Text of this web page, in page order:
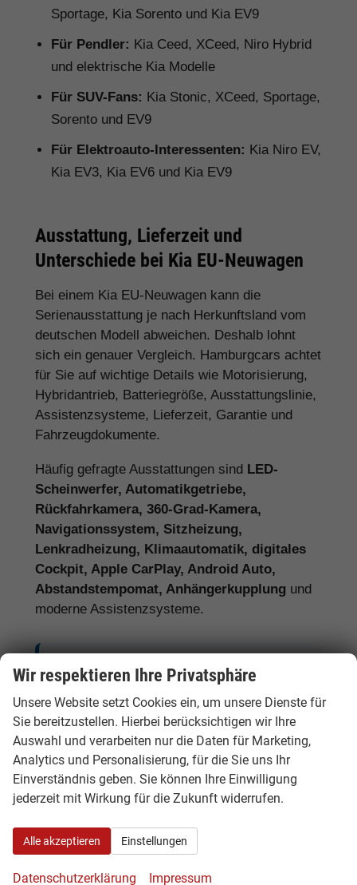
Sportage, Kia Sorento und Kia EV9
Für Pendler: Kia Ceed, XCeed, Niro Hybrid
und elektrische Kia Modelle
Für SUV-Fans: Kia Stonic, XCeed, Sportage,
Sorento und EV9
Für Elektroauto-Interessenten: Kia Niro EV,
Kia EV3, Kia EV6 und Kia EV9
Ausstattung, Lieferzeit und
Unterschiede bei Kia EU-Neuwagen
Bei einem Kia EU-Neuwagen kann die
Serienausstattung je nach Herkunftsland vom
deutschen Modell abweichen. Deshalb lohnt
sich ein genauer Vergleich. Hamburgcars achtet
für Sie auf wichtige Details wie Motorisierung,
Hybridantrieb, Batteriegröße, Ausstattungslinie,
Assistenzsysteme, Lieferzeit, Garantie und
Fahrzeugdokumente.
Häufig gefragte Ausstattungen sind LED-
Scheinwerfer, Automatikgetriebe,
Rückfahrkamera, 360-Grad-Kamera,
Navigationssystem, Sitzheizung,
Lenkradheizung, Klimaautomatik, digitales
Cockpit, Apple CarPlay, Android Auto,
Abstandstempomat, Anhängerkupplung und
moderne Assistenzsysteme.
Tipp:Vergleichen Sie bei Kia EU-
sondern auch Ausstattung, Lieferzeit,
Garantieumfang und mögliche
Zusatzkosten. So erkennen Sie den
tatsächlichen Preisvorteil.
Kia Benziner, Hybrid, Plug-in-Hybrid
Wir respektieren Ihre Privatsphäre
Unsere Website setzt Cookies ein, um unsere Dienste für
Sie bereitzustellen. Hierbei berücksichtigen wir Ihre
Auswahl und verarbeiten nur die Daten für Marketing,
Analytics und Personalisierung, für die Sie uns Ihr
Einverständnis geben. Sie können Ihre Einwilligung
jederzeit mit Wirkung für die Zukunft widerrufen.
Alle akzeptieren Einstellungen
Datenschutzerklärung Impressum